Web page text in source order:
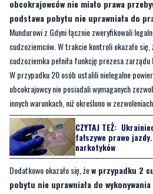
cudzoziemców. W trakcie kontroli okazało się,
cudzoziemka pełniła funkcję prezesa zarządu
W przypadku 20 osób ustalili nielegalne
obcokrajowcy nie posiadali wymaganych
innych warunkach, niż określono w
CZYTAJ TEŻ:
fałszywe prawo
narkotyków
Dodatkowo okazało się, żew przypadku 2
pobytu nie uprawniała do wykonywania
osób pobyt na terytorium RP był
—Cudzoziemcy skierowani byli głównie do
Podczas kontroli strażnicy graniczni doliczyli się,